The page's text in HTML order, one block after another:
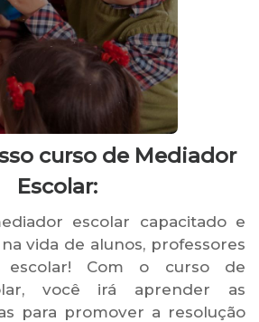
curso de Mediador
Escolar:
escolar capacitado e
vida de alunos, professores
escolar! Com o curso de
você irá aprender as
para promover a resolução